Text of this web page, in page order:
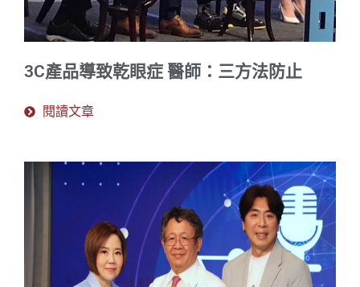
3C產品導致乾眼症 醫師：三方法防止
閱讀文章